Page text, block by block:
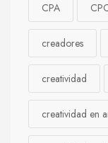
CPA
creadores
creatividad
creatividad en